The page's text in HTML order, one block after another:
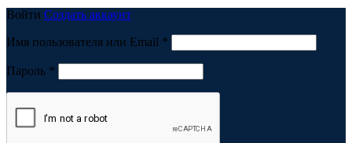
Войти Создать аккаунт
Имя пользователя или Email *
Пароль *